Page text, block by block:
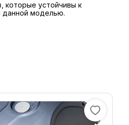
которые устойчивы к
данной моделью.